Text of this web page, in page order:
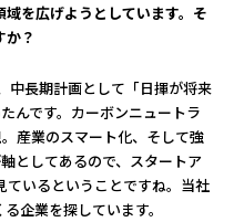
を広げようとしています。そ
か？
中長期計画として「日揮が将来
んです。カーボンニュートラ
産業のスマート化、そして強
としてあるので、スタートア
ているということですね。当社
企業を探しています。